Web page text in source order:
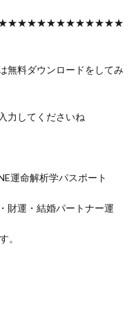
無料ダウンロードをしてみ
力してくださいね
運命解析学パスポート
財運・結婚パートナー運
。